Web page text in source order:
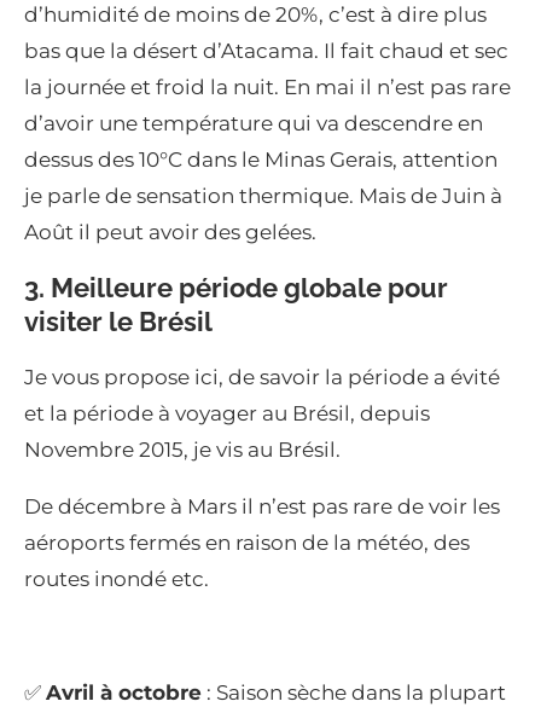
d’humidité de moins de 20%, c’est à dire plus
bas que la désert d’Atacama. Il fait chaud et sec
la journée et froid la nuit. En mai il n’est pas rare
d’avoir une température qui va descendre en
dessus des 10°C dans le Minas Gerais, attention
je parle de sensation thermique. Mais de Juin à
Août il peut avoir des gelées.
3. Meilleure période globale pour
visiter le Brésil
Je vous propose ici, de savoir la période a évité
et la période à voyager au Brésil, depuis
Novembre 2015, je vis au Brésil.
De décembre à Mars il n’est pas rare de voir les
aéroports fermés en raison de la météo, des
routes inondé etc.
✅ Avril à octobre : Saison sèche dans la plupart